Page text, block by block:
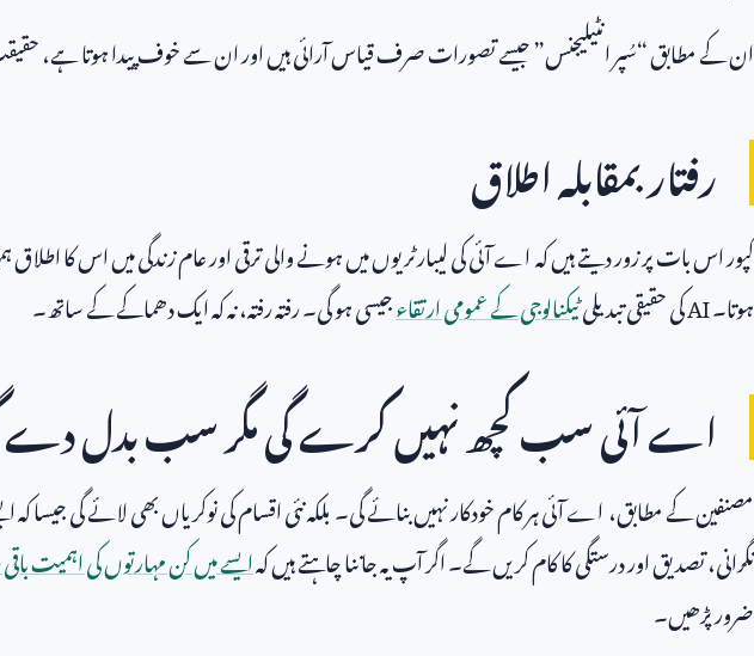
ان کے مطابق “سُپر انٹیلیجنس” جیسے تصورات صرف قیاس آرائی ہیں اور ان سے خوف پیدا ہوتا ہے،
رفتار بمقابلہ اطلاق
کپور اس بات پر زور دیتے ہیں کہ اے آئی کی لیبارٹریوں میں ہونے والی ترقی اور عام زندگی میں اس کا اطلاق
ہوتا۔AIکی حقیقی تبدیلیٹیکنالوجی کے عمومی ارتقاءجیسی ہو گی۔ رفتہ رفتہ، نہ کہ ایک دھماکے کے ساتھ۔
اے آئی سب کچھ نہیں کرے گی مگر سب بدل دے
مصنفین کے مطابق، اے آئی ہر کام خودکار نہیں بنائے گی۔ بلکہ نئی اقسام کی نوکریاں بھی لائے گی جیسا کہ
نگرانی، تصدیق اور درستگی کا کام کریں گے۔ اگر آپ یہ جاننا چاہتے ہیں کہایسے میں کن مہارتوں کی اہمیت
ضرور پڑھیں۔